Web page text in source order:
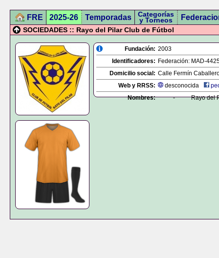
FRE 2025-26 Temporadas Categorías
y Torneos
SOCIEDADES :: Rayo del Pilar Club de Fútbol
Fundación: 2003
Identificadores: Federación: MAD-
Domicilio social: Calle Fermín
Web y RRSS:
desconocida
Nombres:
- Rayo del